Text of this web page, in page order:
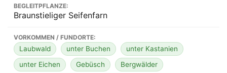
BEGLEITPFLANZE:
Braunstieliger Seifenfarn
VORKOMMEN / FUNDORTE:
Laubwald unter Buchen
unter Kastanien
unter Eichen
Gebüsch Bergwälder